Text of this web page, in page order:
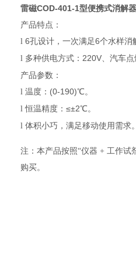
雷磁COD-401-1型便携式消解器
产品特点：
l 6孔设计，一次满足6个水样消
l 多种供电方式：220V、汽车
产品参数：
l 温度： (0-190)℃。
l恒温精度： ≤±2℃。
l 体积小巧，满足移动使用需求。
注：本产品按照“仪器 + 工作试
购买。